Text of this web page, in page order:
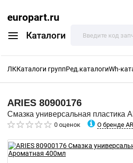
europart.ru
Каталоги
ЛККаталоги группРед.каталогиWh-
ARIES 80900176
Смазка универсальная пластика
0 оценок О бренде